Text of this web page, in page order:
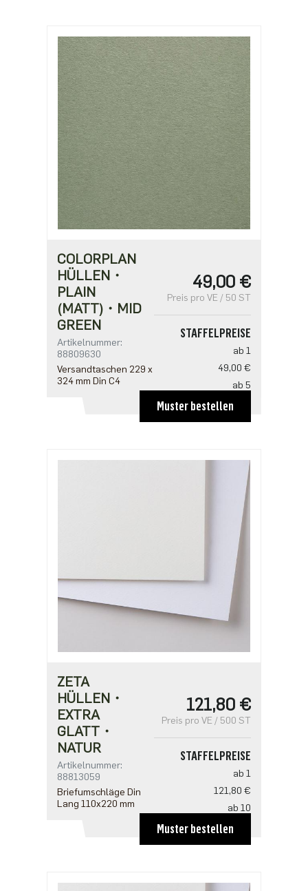
COLORPLAN
HÜLLEN・
PLAIN
(MATT)・MID
GREEN
Artikelnummer:
88809630
Versandtaschen 229 x
324 mm Din C4
49,00 €
Preis pro VE / 50 ST
STAFFELPREISE
ab 1
49,00 €
ab 5
39,20 €
Muster bestellen
ZETA
HÜLLEN・
EXTRA
GLATT・
NATUR
Artikelnummer:
88813059
Briefumschläge Din
Lang 110x220 mm
121,80 €
Preis pro VE / 500 ST
STAFFELPREISE
ab 1
121,80 €
ab 10
108,75 €
ab 20
Muster bestellen